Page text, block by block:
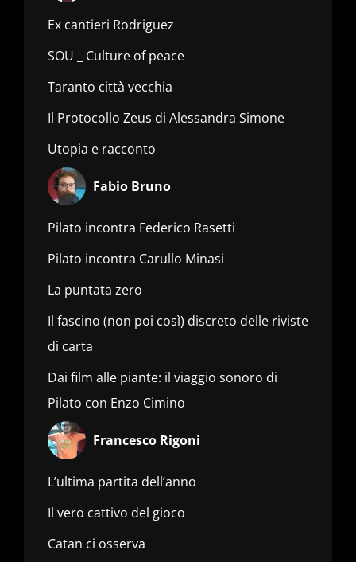
Ex cantieri Rodriguez
SOU _ Culture of peace
Taranto città vecchia
Il Protocollo Zeus di Alessandra Simone
Utopia e racconto
Fabio Bruno
Pilato incontra Federico Rasetti
Pilato incontra Carullo Minasi
La puntata zero
Il fascino (non poi così) discreto delle riviste
di carta
Dai film alle piante: il viaggio sonoro di
Pilato con Enzo Cimino
Francesco Rigoni
L’ultima partita dell’anno
Il vero cattivo del gioco
Catan ci osserva